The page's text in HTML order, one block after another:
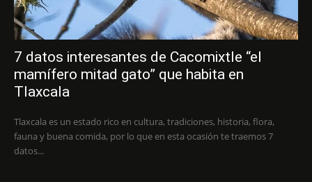
7 datos interesantes de Cacomixtle “el
mamífero mitad gato” que habita en
Tlaxcala
Tlaxcala es un estado rico en cultura, tradiciones, historia, flora,
fauna y buena comida, por lo que en esta ocasión te traemos 7
datos...